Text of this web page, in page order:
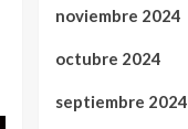
noviembre 2024
octubre 2024
septiembre 2024